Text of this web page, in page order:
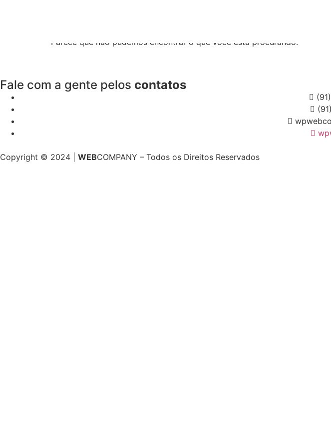
Parece que não pudemos encontrar o que você está procurando.
Fale com a gente pelos contatos
Copyright © 2024 | WEBCOMPANY – Todos os Direitos Reservados